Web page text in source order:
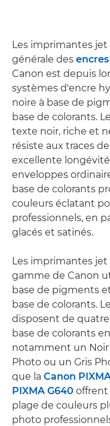
Les imprimantes
générale des
Canon est depuis
systèmes d'encre
noire à base de
base de colorants.
texte noir, riche et
résiste aux traces
excellente
enveloppes
base de colorants
couleurs éclatant
professionnels, en
glacés et satinés.
Les imprimantes
gamme de Canon
base de pigments
base de colorants.
disposent de
base de colorants
notamment un
Photo ou un Gris
que la Canon
PIXMA G640 offrent
plage de couleurs
photo